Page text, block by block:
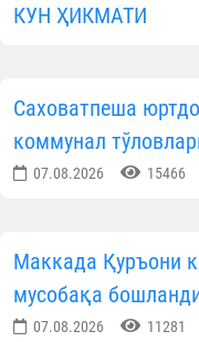
КУН ҲИКМАТИ
Саховатпеша
коммунал
07.08.2026 15466
Маккада Қуръони
мусобақа
07.08.2026 11281